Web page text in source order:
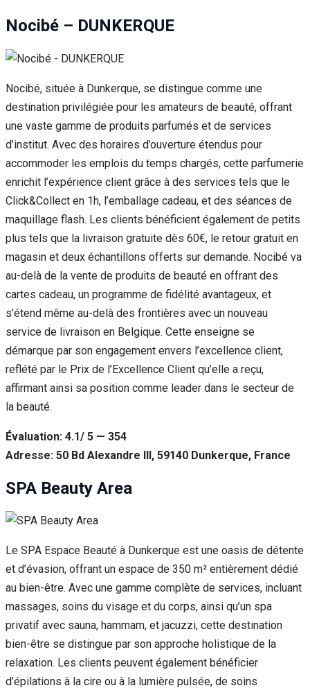
Nocibé – DUNKERQUE
Nocibé, située à Dunkerque, se distingue comme une
destination privilégiée pour les amateurs de beauté, offrant
une vaste gamme de produits parfumés et de services
d’institut. Avec des horaires d’ouverture étendus pour
accommoder les emplois du temps chargés, cette parfumerie
enrichit l’expérience client grâce à des services tels que le
Click&Collect en 1h, l’emballage cadeau, et des séances de
maquillage flash. Les clients bénéficient également de petits
plus tels que la livraison gratuite dès 60€, le retour gratuit en
magasin et deux échantillons offerts sur demande. Nocibé va
au-delà de la vente de produits de beauté en offrant des
cartes cadeau, un programme de fidélité avantageux, et
s’étend même au-delà des frontières avec un nouveau
service de livraison en Belgique. Cette enseigne se
démarque par son engagement envers l’excellence client,
reflété par le Prix de l’Excellence Client qu’elle a reçu,
affirmant ainsi sa position comme leader dans le secteur de
la beauté.
Évaluation: 4.1/ 5 — 354
Adresse: 50 Bd Alexandre III, 59140 Dunkerque, France
SPA Beauty Area
Le SPA Espace Beauté à Dunkerque est une oasis de détente
et d’évasion, offrant un espace de 350 m² entièrement dédié
au bien-être. Avec une gamme complète de services, incluant
massages, soins du visage et du corps, ainsi qu’un spa
privatif avec sauna, hammam, et jacuzzi, cette destination
bien-être se distingue par son approche holistique de la
relaxation. Les clients peuvent également bénéficier
d’épilations à la cire ou à la lumière pulsée, de soins